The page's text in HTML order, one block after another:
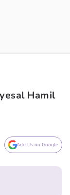
Hamil
Add Us on Google